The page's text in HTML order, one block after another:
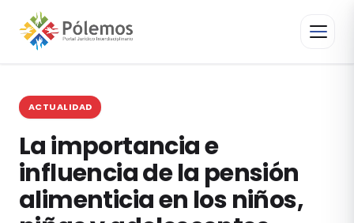
ACTUALIDAD
La importancia e
influencia de la pensión
alimenticia en los niños,